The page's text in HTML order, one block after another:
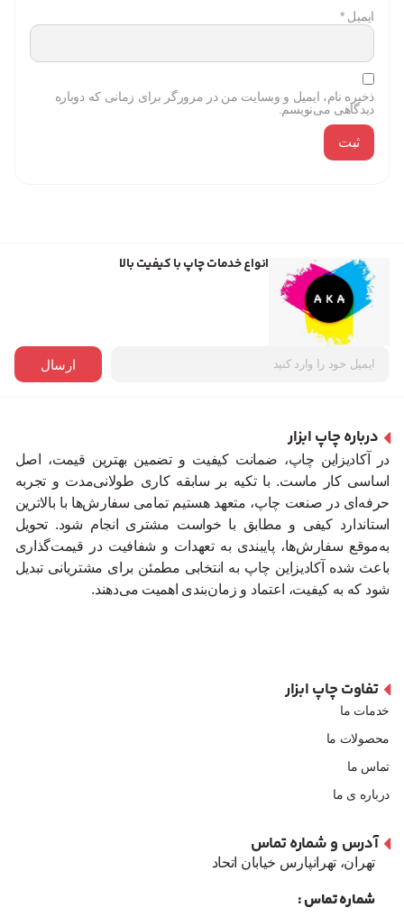
ایمیل*
ذخیره نام، ایمیل و وبسایت من در مرورگر برای زمانی که دوباره
دیدگاهی می‌نویسم.
انواع خدمات چاپ با کیفیت بالا
ارسال
درباره چاپ ابزار
در آکادیزاین چاپ، ضمانت کیفیت و تضمین بهترین قیمت، اصل
اساسی کار ماست. با تکیه بر سابقه کاری طولانی‌مدت و تجربه
حرفه‌ای در صنعت چاپ، متعهد هستیم تمامی سفارش‌ها با بالاترین
استاندارد کیفی و مطابق با خواست مشتری انجام شود. تحویل
به‌موقع سفارش‌ها، پایبندی به تعهدات و شفافیت در قیمت‌گذاری
باعث شده آکادیزاین چاپ به انتخابی مطمئن برای مشتریانی تبدیل
شود که به کیفیت، اعتماد و زمان‌بندی اهمیت می‌دهند.
تفاوت چاپ ابزار
خدمات ما
محصولات ما
تماس ما
درباره ی ما
آدرس و شماره تماس
تهران، تهرانپارس خیابان اتحاد
شماره تماس :